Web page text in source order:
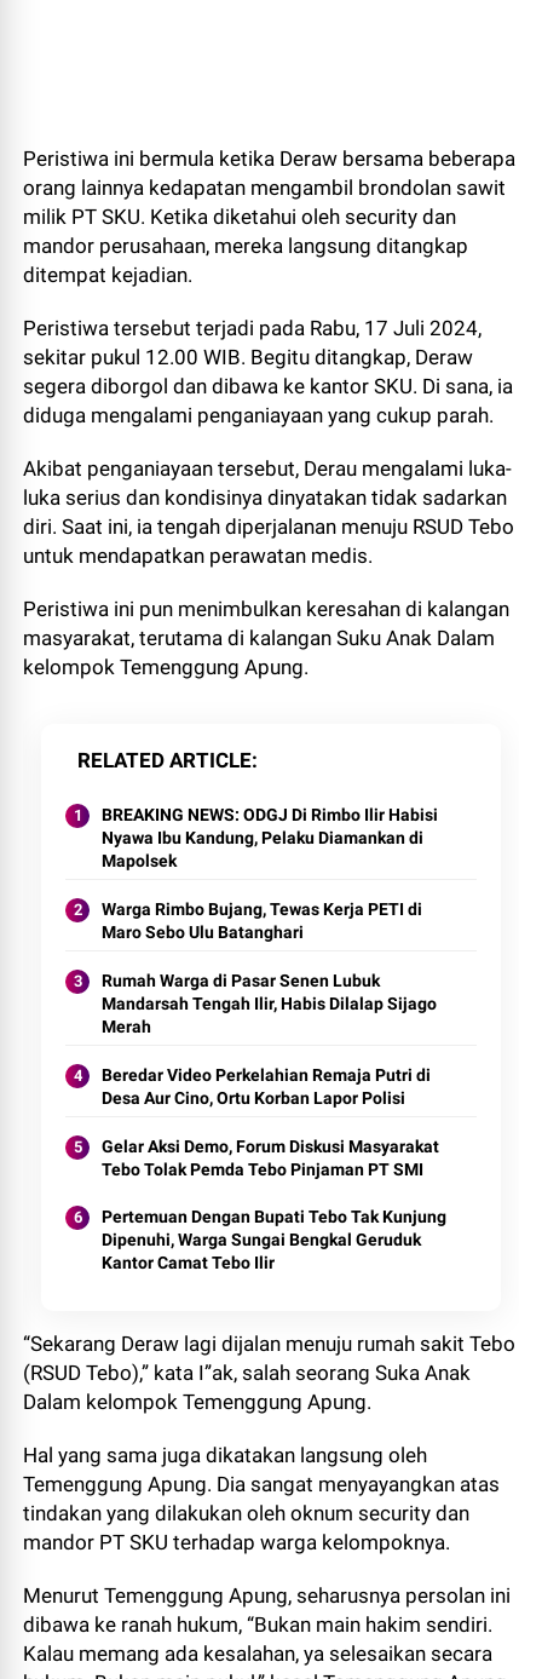
Peristiwa ini bermula ketika Deraw bersama beberapa
orang lainnya kedapatan mengambil brondolan sawit
milik PT SKU. Ketika diketahui oleh security dan
mandor perusahaan, mereka langsung ditangkap
ditempat kejadian.
Peristiwa tersebut terjadi pada Rabu, 17 Juli 2024,
sekitar pukul 12.00 WIB. Begitu ditangkap, Deraw
segera diborgol dan dibawa ke kantor SKU. Di sana, ia
diduga mengalami penganiayaan yang cukup parah.
Akibat penganiayaan tersebut, Derau mengalami luka-
luka serius dan kondisinya dinyatakan tidak sadarkan
diri. Saat ini, ia tengah diperjalanan menuju RSUD Tebo
untuk mendapatkan perawatan medis.
Peristiwa ini pun menimbulkan keresahan di kalangan
masyarakat, terutama di kalangan Suku Anak Dalam
kelompok Temenggung Apung.
RELATED ARTICLE
BREAKING NEWS: ODGJ Di Rimbo Ilir Habisi
Nyawa Ibu Kandung, Pelaku Diamankan di
Mapolsek
Warga Rimbo Bujang, Tewas Kerja PETI di
Maro Sebo Ulu Batanghari
Rumah Warga di Pasar Senen Lubuk
Mandarsah Tengah Ilir, Habis Dilalap Sijago
Merah
Beredar Video Perkelahian Remaja Putri di
Desa Aur Cino, Ortu Korban Lapor Polisi
Gelar Aksi Demo, Forum Diskusi Masyarakat
Tebo Tolak Pemda Tebo Pinjaman PT SMI
Pertemuan Dengan Bupati Tebo Tak Kunjung
Dipenuhi, Warga Sungai Bengkal Geruduk
Kantor Camat Tebo Ilir
“Sekarang Deraw lagi dijalan menuju rumah sakit Tebo
(RSUD Tebo),” kata I”ak, salah seorang Suka Anak
Dalam kelompok Temenggung Apung.
Hal yang sama juga dikatakan langsung oleh
Temenggung Apung. Dia sangat menyayangkan atas
tindakan yang dilakukan oleh oknum security dan
mandor PT SKU terhadap warga kelompoknya.
Menurut Temenggung Apung, seharusnya persolan ini
dibawa ke ranah hukum, “Bukan main hakim sendiri.
Kalau memang ada kesalahan, ya selesaikan secara